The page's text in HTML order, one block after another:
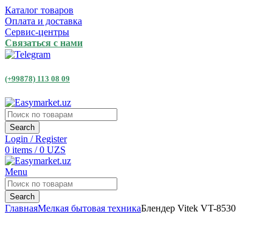
Каталог товаров
Оплата и доставка
Сервис-центры
Связаться с нами
(+99878) 113 08 09
Search
Login / Register
0 items / 0 UZS
Menu
Search
ГлавнаяМелкая бытовая техникаБлендер Vitek VT-8530